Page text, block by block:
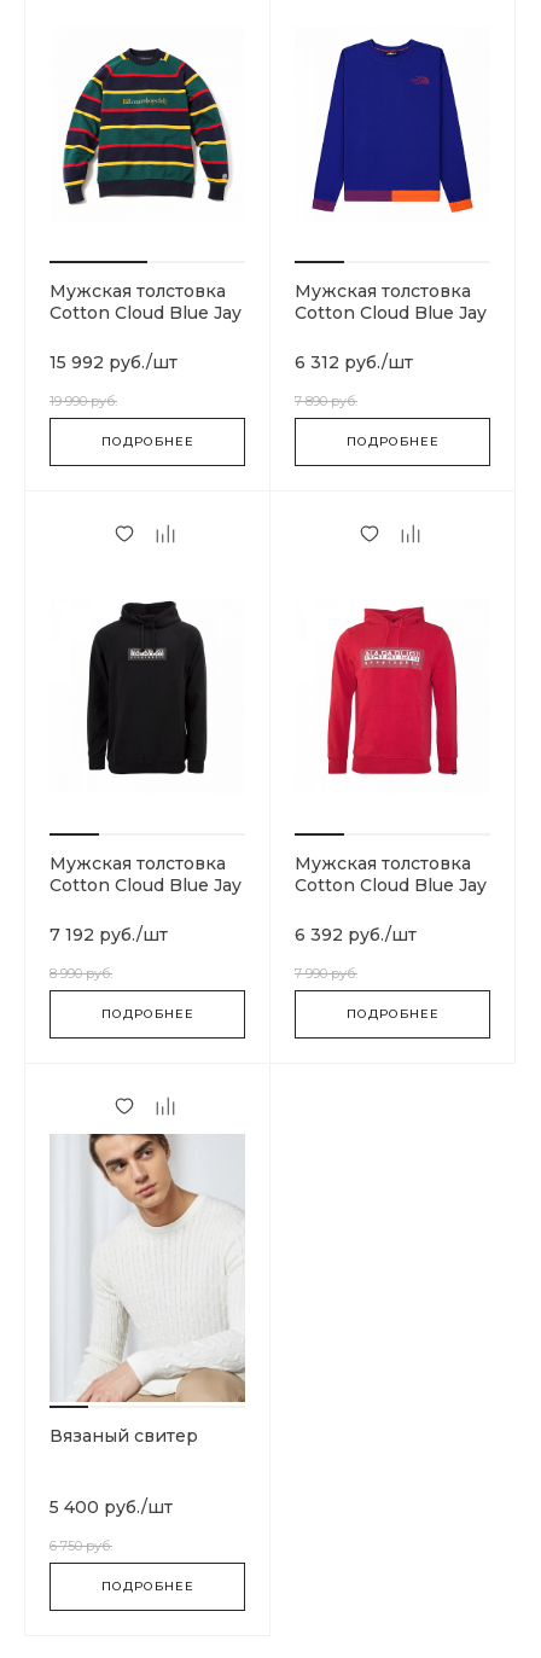
Мужская толстовка
Cotton Cloud Blue Jay
BLUE
15 992 руб./шт
19 990 руб.
ПОДРОБНЕЕ
Мужская толстовка
Cotton Cloud Blue Jay
6 312 руб./шт
7 890 руб.
ПОДРОБНЕЕ
Мужская толстовка
Cotton Cloud Blue Jay
7 192 руб./шт
8 990 руб.
ПОДРОБНЕЕ
Мужская толстовка
Cotton Cloud Blue Jay
6 392 руб./шт
7 990 руб.
ПОДРОБНЕЕ
Вязаный свитер
5 400 руб./шт
6 750 руб.
ПОДРОБНЕЕ